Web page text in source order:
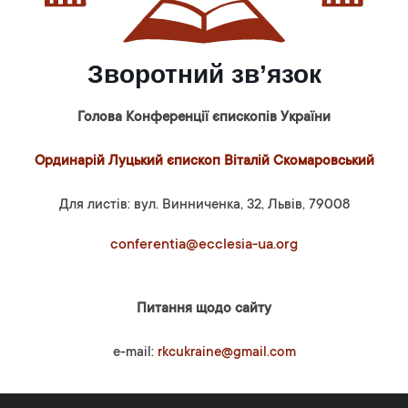
Зворотний зв’язок
Голова Конференції єпископів України
Ординарій Луцький єпископ Віталій Скомаровський
Для листів: вул. Винниченка, 32, Львів, 79008
conferentia@ecclesia-ua.org
Питання щодо сайту
e-mail: rkcukraine@gmail.com